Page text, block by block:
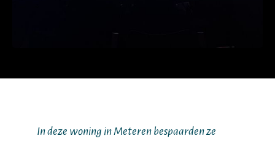
In deze woning in Meteren bespaarden ze